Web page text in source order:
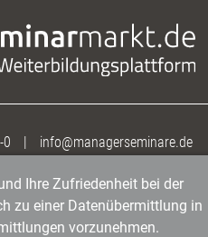
0 | info@managerseminare.de
Ihre Zufriedenheit bei der
zu einer Datenübermittlung in
vorzunehmen.